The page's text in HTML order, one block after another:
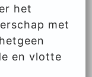
het
met
en vlotte